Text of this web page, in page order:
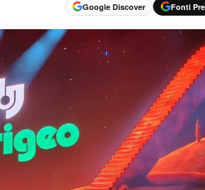
Google Discover Fonti